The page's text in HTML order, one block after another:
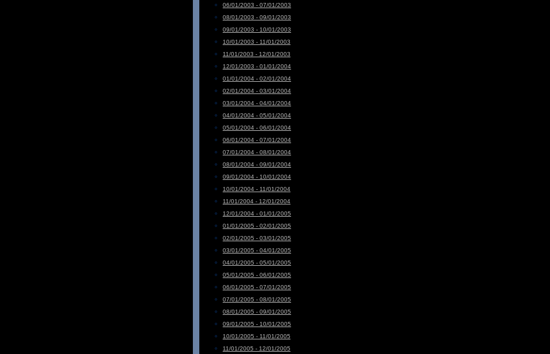
06/01/2003 - 07/01/2003
08/01/2003 - 09/01/2003
09/01/2003 - 10/01/2003
10/01/2003 - 11/01/2003
11/01/2003 - 12/01/2003
12/01/2003 - 01/01/2004
01/01/2004 - 02/01/2004
02/01/2004 - 03/01/2004
03/01/2004 - 04/01/2004
04/01/2004 - 05/01/2004
05/01/2004 - 06/01/2004
06/01/2004 - 07/01/2004
07/01/2004 - 08/01/2004
08/01/2004 - 09/01/2004
09/01/2004 - 10/01/2004
10/01/2004 - 11/01/2004
11/01/2004 - 12/01/2004
12/01/2004 - 01/01/2005
01/01/2005 - 02/01/2005
02/01/2005 - 03/01/2005
03/01/2005 - 04/01/2005
04/01/2005 - 05/01/2005
05/01/2005 - 06/01/2005
06/01/2005 - 07/01/2005
07/01/2005 - 08/01/2005
08/01/2005 - 09/01/2005
09/01/2005 - 10/01/2005
10/01/2005 - 11/01/2005
11/01/2005 - 12/01/2005